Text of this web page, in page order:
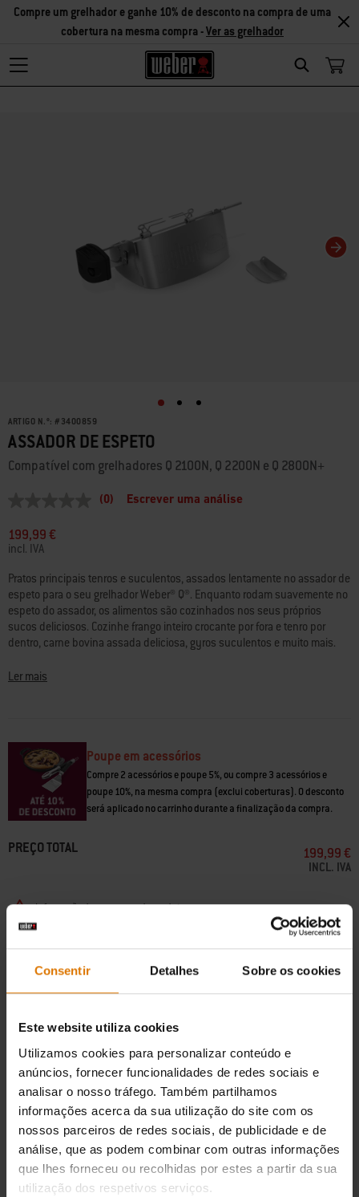
Consentir Detalhes Sobre os cookies
Este website utiliza cookies
Utilizamos cookies para personalizar conteúdo e
anúncios, fornecer funcionalidades de redes sociais e
analisar o nosso tráfego. Também partilhamos
informações acerca da sua utilização do site com os
nossos parceiros de redes sociais, de publicidade e de
análise, que as podem combinar com outras informações
que lhes forneceu ou recolhidas por estes a partir da sua
utilização dos respetivos serviços.
Search
Compre um grelhador e ganhe 10% de desconto na compra de uma
cobertura na mesma compra -Ver as grelhador
ARTIGO N.º: # 3400859
ASSADOR DE ESPETO
Compatível com grelhadores Q 2100N, Q 2200N e Q 2800N+
de
classificação
Link
para
a
mesma
página.
(0) Escrever uma análise
199,99 €
incl. IVA
Pratos principais tenros e suculentos, assados lentamente no assador de
espeto para o seu grelhador Weber® Q®. Enquanto rodam suavemente no
espeto do assador, os alimentos são cozinhados nos seus próprios
sucos deliciosos. Cozinhe frango inteiro crocante por fora e tenro por
dentro, carne bovina assada deliciosa, gyros suculentos e muito mais.
• Compatível com grelhadores a gás Q 2100N, Q 2200N e Q 2800N+
• A carne é cozinhada nos seus próprios sucos enquanto gira
• Inclui espeto do assador de espeto, 2 garfos do assador de espeto,
caixa do assador de espeto, motor e suporte do motor
Ler mais
Poupe em acessórios
Compre 2 acessórios e poupe 5%, ou compre 3 acessórios e
poupe 10%, na mesma compra (exclui coberturas). O desconto
será aplicado no carrinho durante a finalização da compra.
PREÇO TOTAL 199,99 €
INCL. IVA
Informação de segurança do produto
Devoluções gratuitas (Mais informação)
Encontrar um revendedor
ESPECIFICAÇÕES